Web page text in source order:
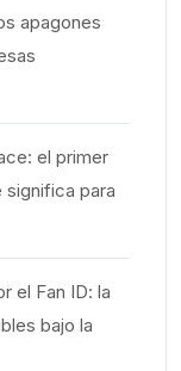
apagones
el primer
para
el Fan ID: la
bajo la